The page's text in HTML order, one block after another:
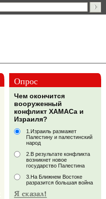
Опрос
Чем окончится
вооруженный
конфликт ХАМАСа и
Израиля?
1.Израиль размажет
Палестину и палестинский
народ
2.В результате конфликта
возникнет новое
государство Палестина
3.На Ближнем Востоке
разразится большая война